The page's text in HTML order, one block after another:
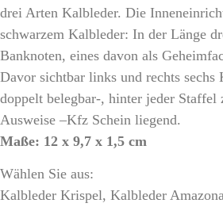
drei Arten Kalbleder. Die
schwarzem Kalbleder: In der Länge
Banknoten, eines davon als
Davor sichtbar links und rechts sechs
doppelt belegbar-, hinter jeder Staffel
Ausweise –Kfz Schein liegend.
Maße: 12 x 9,7 x 1,5 cm
Wählen Sie aus:
Kalbleder Krispel, Kalbleder